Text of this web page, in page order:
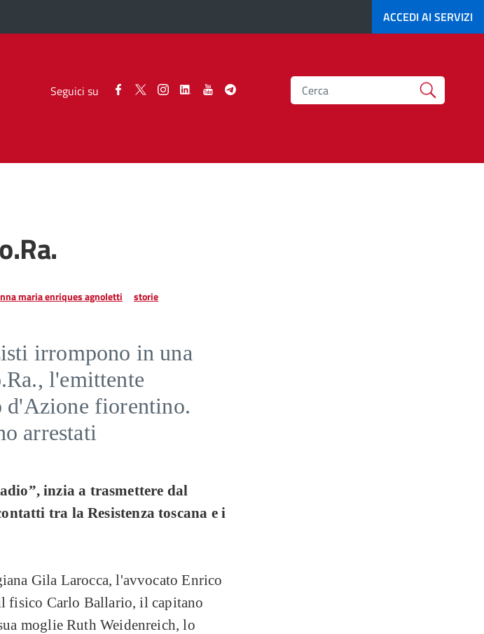
ACCEDI AI SERVIZI
Seguici su
Seguici SeguiciSeguici Seguici SeguiciSeguici
maria enriques agnoletti storie
irrompono in una
l'emittente
d'Azione fiorentino.
arrestati
inzia a trasmettere dal
tra la Resistenza toscana e i
Gila Larocca, l'avvocato Enrico
fisico Carlo Ballario, il capitano
moglie Ruth Weidenreich, lo